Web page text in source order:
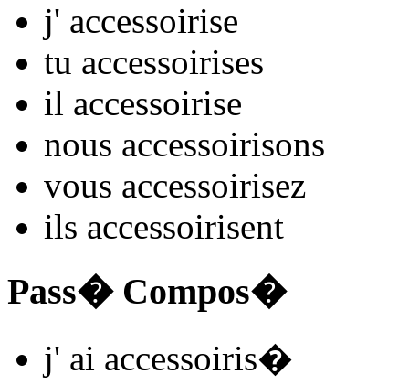
j' accessoirise
tu accessoirises
il accessoirise
nous accessoirisons
vous accessoirisez
ils accessoirisent
Pass� Compos�
j' ai accessoiris�